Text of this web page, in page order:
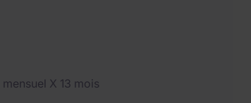
X 13 mois